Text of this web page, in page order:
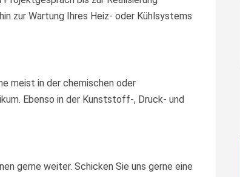
zur Wartung Ihres Heiz- oder Kühlsystems
meist in der chemischen oder
Ebenso in der Kunststoff-, Druck- und
gerne weiter. Schicken Sie uns gerne eine